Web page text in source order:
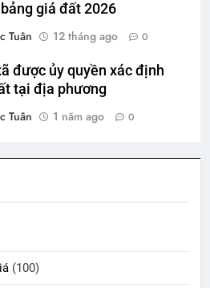
giá đất 2026
Tuân
12 tháng ago 0
được ủy quyền xác định
tại địa phương
Tuân
1 năm ago 0
(100)